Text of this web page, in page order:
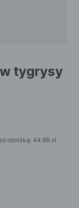
w tygrysy
obniżką: 44.99 zł